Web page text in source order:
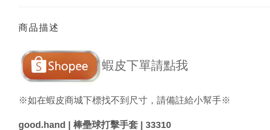
商品描述
蝦皮下單請點我
※如在蝦皮商城下標找不到尺寸，請備註給小幫手※
good.hand | 棒壘球打擊手套| 33310